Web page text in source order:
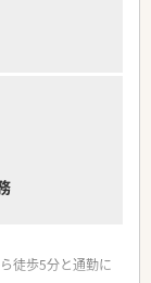
徒歩5分と通勤に